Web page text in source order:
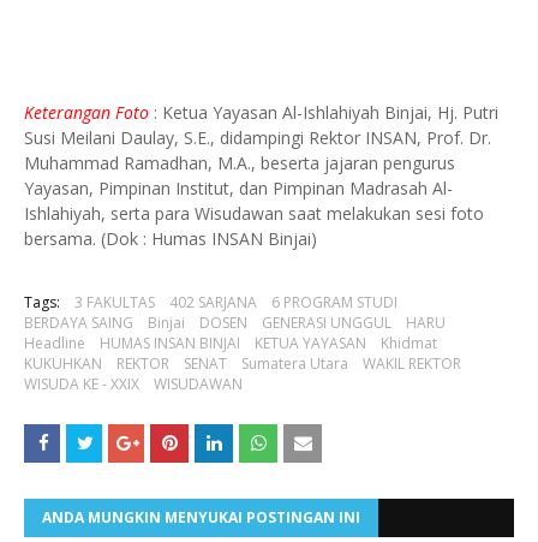
Keterangan Foto : Ketua Yayasan Al-Ishlahiyah Binjai, Hj. Putri
Susi Meilani Daulay, S.E., didampingi Rektor INSAN, Prof. Dr.
Muhammad Ramadhan, M.A., beserta jajaran pengurus
Yayasan, Pimpinan Institut, dan Pimpinan Madrasah Al-
Ishlahiyah, serta para Wisudawan saat melakukan sesi foto
bersama. (Dok : Humas INSAN Binjai)
Tags: 3 FAKULTAS 402 SARJANA
6 PROGRAM STUDI
BERDAYA SAING
Binjai DOSEN GENERASI UNGGUL
HARU
Headline
HUMAS INSAN BINJAI KETUA YAYASAN
Khidmat
KUKUHKAN
REKTOR SENAT Sumatera Utara
WAKIL REKTOR
WISUDA KE - XXIX
WISUDAWAN
ANDA MUNGKIN MENYUKAI POSTINGAN INI